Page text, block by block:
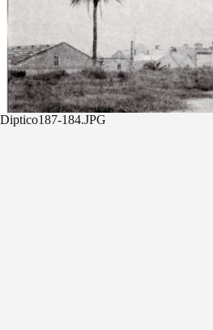
Diptico187-184.JPG